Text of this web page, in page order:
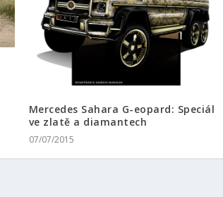
Mercedes Sahara G-eopard: Speciál
ve zlatě a diamantech
07/07/2015